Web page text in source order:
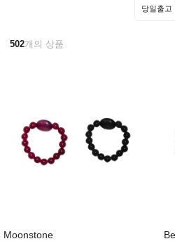
당일출고
502개의 상품
Moonstone